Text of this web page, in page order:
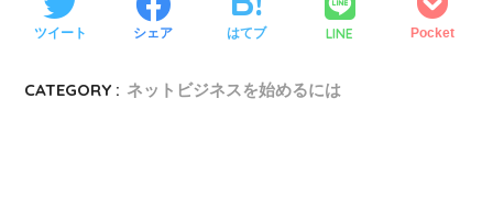
ツイート シェア はてブ LINE Pocket
CATEGORY : ネットビジネスを始めるには